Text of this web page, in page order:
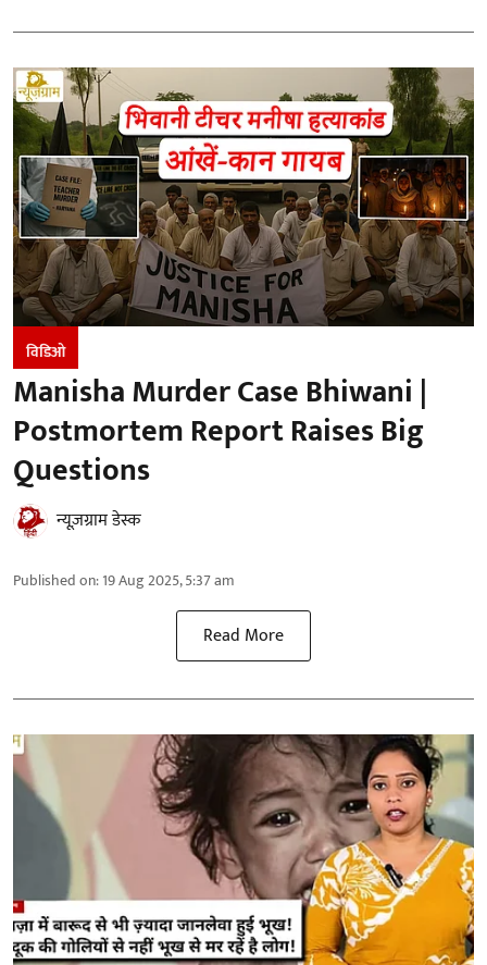
विडिओ
Manisha Murder Case Bhiwani |
Postmortem Report Raises Big
Questions
न्यूज़ग्राम डेस्क
Published on:19 Aug 2025, 5:37 am
Read More